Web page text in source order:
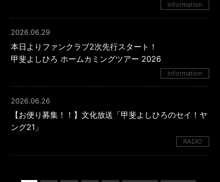
information
2026.06.29
本日よりファンクラブ2次先行スタート！
甲斐よしひろ ホームカミングツアー 2026
information
2026.06.26
【お便り募集！！】文化放送「甲斐よしひろのセイ！ヤ
ング21」
RADIO